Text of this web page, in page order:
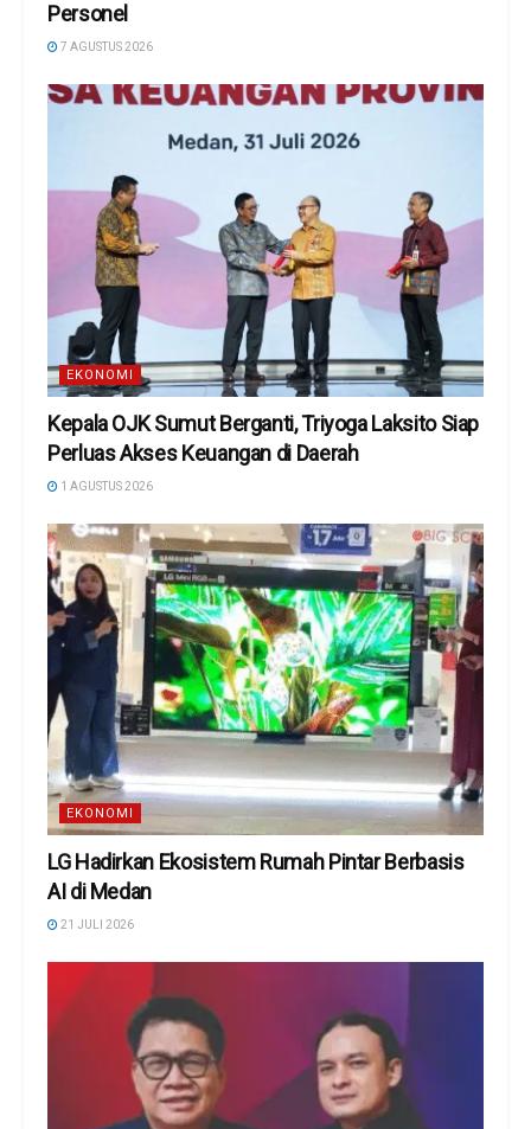
Personel
7 AGUSTUS 2026
EKONOMI
Kepala OJK Sumut Berganti, Triyoga Laksito Siap
Perluas Akses Keuangan di Daerah
1 AGUSTUS 2026
EKONOMI
LG Hadirkan Ekosistem Rumah Pintar Berbasis
AI di Medan
21 JULI 2026